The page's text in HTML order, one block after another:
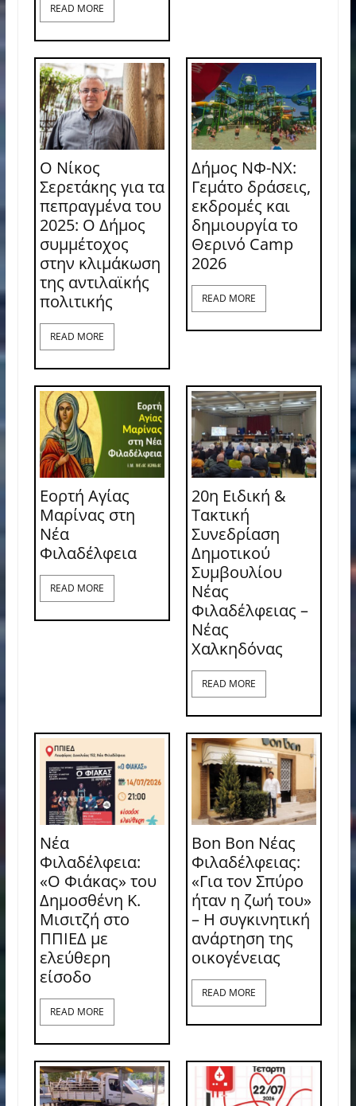
READ MORE
Ο Νίκος
Σερετάκης για τα
πεπραγμένα του
2025: Ο Δήμος
συμμέτοχος
στην κλιμάκωση
της αντιλαϊκής
πολιτικής
READ MORE
Δήμος ΝΦ-ΝΧ:
Γεμάτο δράσεις,
εκδρομές και
δημιουργία το
Θερινό Camp
2026
READ MORE
Εορτή Αγίας
Μαρίνας στη
Νέα
Φιλαδέλφεια
READ MORE
20η Ειδική &
Τακτική
Συνεδρίαση
Δημοτικού
Συμβουλίου
Νέας
Φιλαδέλφειας –
Νέας
Χαλκηδόνας
READ MORE
Νέα
Φιλαδέλφεια:
«Ο Φιάκας» του
Δημοσθένη Κ.
Μισιτζή στο
ΠΠΙΕΔ με
ελεύθερη
είσοδο
READ MORE
Bon Bon Νέας
Φιλαδέλφειας:
«Για τον Σπύρο
ήταν η ζωή του»
– Η συγκινητική
ανάρτηση της
οικογένειας
READ MORE